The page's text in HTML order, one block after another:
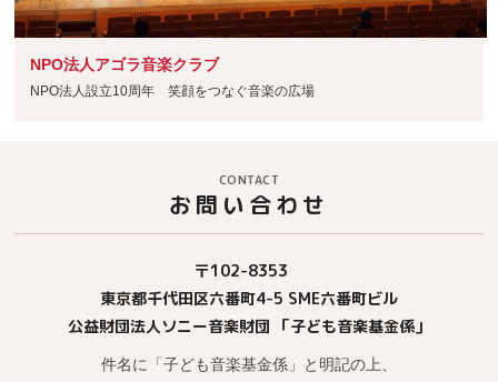
NPO法人アゴラ音楽クラブ
NPO法人設立10周年 笑顔をつなぐ音楽の広場
CONTACT
お問い合わせ
〒102-8353
東京都千代田区六番町4-5 SME六番町ビル
公益財団法人ソニー音楽財団 「子ども音楽基金係」
件名に「子ども音楽基金係」と明記の上、